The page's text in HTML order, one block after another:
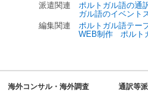
派遣関連
ポルトガル語の通
ガル語のイベント
編集関連
ポルトガル語テー
WEB制作
ポルト
海外コンサル・海外調査
通訳等